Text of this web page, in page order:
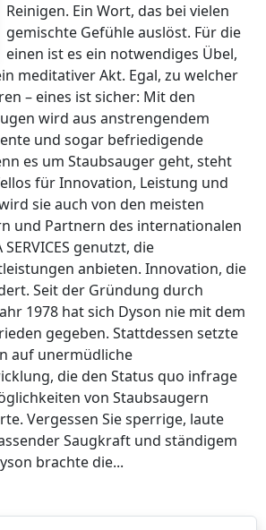
Reinigen. Ein Wort, das bei vielen
gemischte Gefühle auslöst. Für die
einen ist es ein notwendiges Übel,
meditativer Akt. Egal, zu welcher
– eines ist sicher: Mit den
wird aus anstrengendem
und sogar befriedigende
es um Staubsauger geht, steht
für Innovation, Leistung und
sie auch von den meisten
und Partnern des internationalen
genutzt, die
anbieten. Innovation, die
Seit der Gründung durch
1978 hat sich Dyson nie mit dem
gegeben. Stattdessen setzte
auf unermüdliche
die den Status quo infrage
von Staubsaugern
Vergessen Sie sperrige, laute
Saugkraft und ständigem
brachte die...